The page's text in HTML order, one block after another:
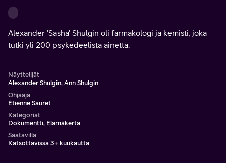
Alexander 'Sasha' Shulgin oli farmakologi ja kemisti, joka
tutki yli 200 psykedeelista ainetta.
Näyttelijät
Alexander Shulgin, Ann Shulgin
Ohjaaja
Étienne Sauret
Kategoriat
Dokumentti, Elämäkerta
Saatavilla
Katsottavissa 3+ kuukautta